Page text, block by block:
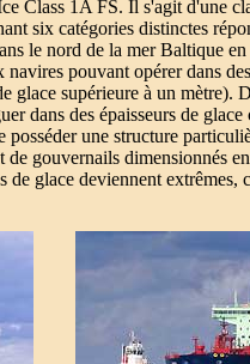
Class 1A FS. Il s'agit d'une
six catégories distinctes
le nord de la mer Baltique
pouvant opérer dans
glace supérieure à un mètre).
dans des épaisseurs de
posséder une structure
de gouvernails dimensionnés
de glace deviennent extrêmes,